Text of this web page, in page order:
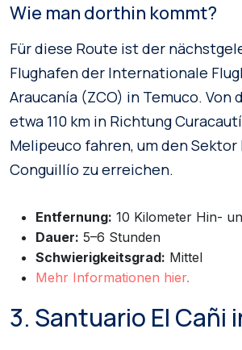
Wie man dorthin kommt?
Für diese Route ist der
Flughafen der Internationale
Araucanía (ZCO) in Temuco. Von
etwa 110 km in Richtung
Melipeuco fahren, um den Sektor
Conguillío zu erreichen.
Entfernung: 10 Kilometer Hin-
Dauer: 5–6 Stunden
Schwierigkeitsgrad: Mittel
Mehr Informationen hier.
3. Santuario El Cañi